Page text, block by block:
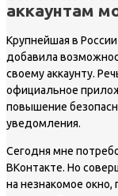
аккаунтам
Крупнейшая в
добавила
своему аккаунту.
официальное
повышение
уведомления.
Сегодня мне
ВКонтакте. Но
на незнакомое